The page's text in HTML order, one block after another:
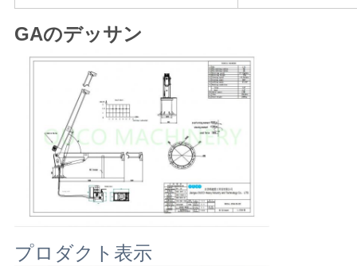
ポ
GAのデッサン
プロダクト表示